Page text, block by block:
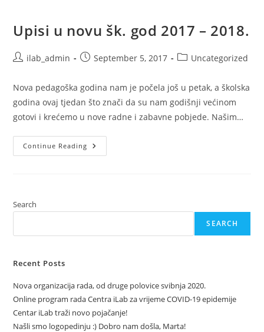
Upisi u novu šk. god 2017 – 2018.
Postilab_admin
PostSeptember 5, 2017
PostUncategorized
Nova pedagoška godina nam je počela još u petak, a školska
godina ovaj tjedan što znači da su nam godišnji većinom
gotovi i krećemo u nove radne i zabavne pobjede. Našim…
Continue Reading Upisi
U
Search
SEARCH
Recent Posts
Nova organizacija rada, od druge polovice svibnja 2020.
Online program rada Centra iLab za vrijeme COVID-19 epidemije
Centar iLab traži novo pojačanje!
Našli smo logopedinju :) Dobro nam došla, Marta!